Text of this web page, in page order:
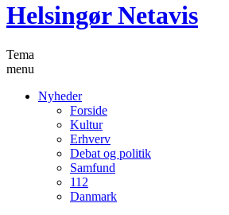
Helsingør Netavis
Tema
menu
Nyheder
Forside
Kultur
Erhverv
Debat og politik
Samfund
112
Danmark